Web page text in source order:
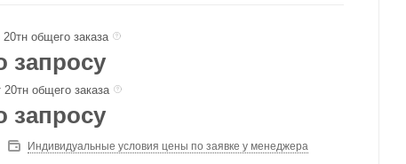
общего заказа
запросу
20тн общего заказа
запросу
Индивидуальные условия цены по заявке у менеджера